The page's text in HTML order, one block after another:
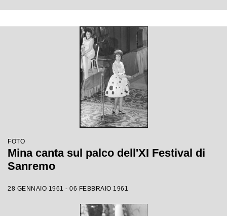
FOTO
Mina canta sul palco dell'XI Festival di
Sanremo
28 GENNAIO 1961 - 06 FEBBRAIO 1961